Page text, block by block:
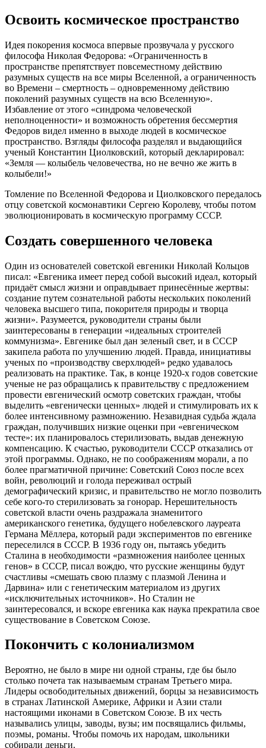
Освоить космическое пространство
Идея покорения космоса впервые прозвучала у русского
философа Николая Федорова: «Ограниченность в
пространстве препятствует повсеместному действию
разумных существ на все миры Вселенной, а ограниченность
во Времени – смертность – одновременному действию
поколений разумных существ на всю Вселенную».
Избавление от этого «синдрома человеческой
неполноценности» и возможность обретения бессмертия
Федоров видел именно в выходе людей в космическое
пространство. Взгляды философа разделял и выдающийся
ученый Константин Циолковский, который декларировал:
«Земля — колыбель человечества, но не вечно же жить в
колыбели!»
Томление по Вселенной Федорова и Циолковского передалось
отцу советской космонавтики Сергею Королеву, чтобы потом
эволюционировать в космическую программу СССР.
Создать совершенного человека
Один из основателей советской евгеники Николай Кольцов
писал: «Евгеника имеет перед собой высокий идеал, который
придаёт смысл жизни и оправдывает принесённые жертвы:
создание путем сознательной работы нескольких поколений
человека высшего типа, покорителя природы и творца
жизни». Разумеется, руководители страны были
заинтересованы в генерации «идеальных строителей
коммунизма». Евгенике был дан зеленый свет, и в СССР
закипела работа по улучшению людей. Правда, инициативы
ученых по «производству сверхлюдей» редко удавалось
реализовать на практике. Так, в конце 1920-х годов советские
ученые не раз обращались к правительству с предложением
провести евгенический осмотр советских граждан, чтобы
выделить «евгенически ценных» людей и стимулировать их к
более интенсивному размножению. Незавидная судьба ждала
граждан, получивших низкие оценки при «евгеническом
тесте»: их планировалось стерилизовать, выдав денежную
компенсацию. К счастью, руководители СССР отказались от
этой программы. Однако, не по соображениям морали, а по
более прагматичной причине: Советский Союз после всех
войн, революций и голода переживал острый
демографический кризис, и правительство не могло позволить
себе кого-то стерилизовать за гонорар. Нерешительность
советской власти очень раздражала знаменитого
американского генетика, будущего нобелевского лауреата
Германа Мёллера, который ради экспериментов по евгенике
переселился в СССР. В 1936 году он, пытаясь убедить
Сталина в необходимости «размножения наиболее ценных
генов» в СССР, писал вождю, что русские женщины будут
счастливы «смешать свою плазму с плазмой Ленина и
Дарвина» или с генетическим материалом из других
«исключительных источников». Но Сталин не
заинтересовался, и вскоре евгеника как наука прекратила свое
существование в Советском Союзе.
Покончить с колониализмом
Вероятно, не было в мире ни одной страны, где бы было
столько почета так называемым странам Третьего мира.
Лидеры освободительных движений, борцы за независимость
в странах Латинской Америке, Африки и Азии стали
настоящими иконами в Советском Союзе. В их честь
назывались улицы, заводы, вузы; им посвящались фильмы,
поэмы, романы. Чтобы помочь их народам, школьники
собирали деньги.